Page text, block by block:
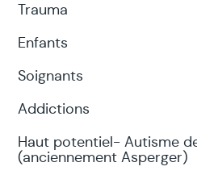
Trauma
Enfants
Soignants
Addictions
Haut potentiel- Autisme
(anciennement Asperger)